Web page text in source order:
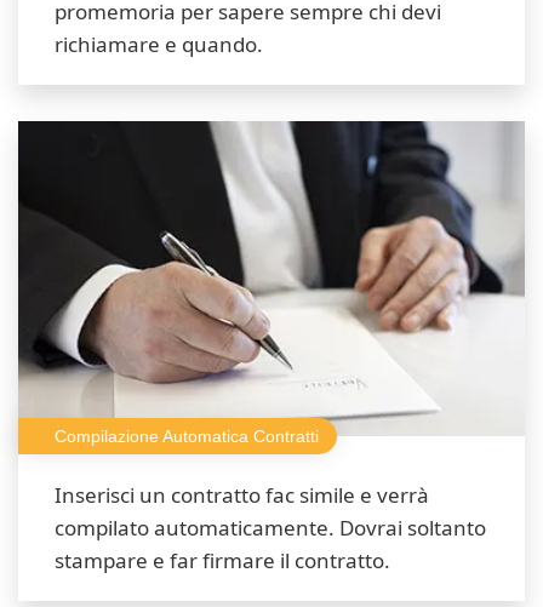
promemoria per sapere sempre chi devi
richiamare e quando.
Compilazione Automatica Contratti
Inserisci un contratto fac simile e verrà
compilato automaticamente. Dovrai soltanto
stampare e far firmare il contratto.